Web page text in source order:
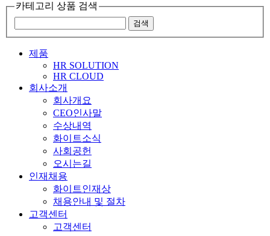
카테고리 상품 검색
제품
HR SOLUTION
HR CLOUD
회사소개
회사개요
CEO인사말
수상내역
화이트소식
사회공헌
오시는길
인재채용
화이트인재상
채용안내 및 절차
고객센터
고객센터